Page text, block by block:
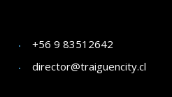
+56 9 83512642
director@traiguencity.cl